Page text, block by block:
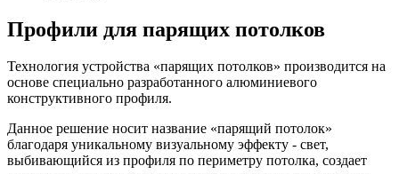
Профили для парящих потолков
Технология устройства «парящих потолков» производится на
основе специально разработанного алюминиевого
конструктивного профиля.
Данное решение носит название «парящий потолок»
благодаря уникальному визуальному эффекту - свет,
выбивающийся из профиля по периметру потолка, создает